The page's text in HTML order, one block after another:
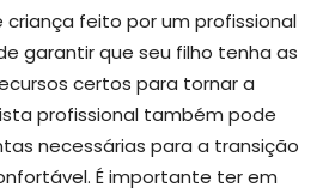
feito por um profissional
garantir que seu filho tenha as
certos para tornar a
profissional também pode
necessárias para a transição
É importante ter em